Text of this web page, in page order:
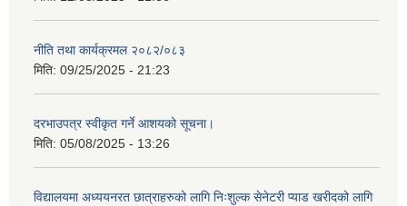
नीति तथा कार्यक्रमल २०८२/०८३
मिति: 09/25/2025 - 21:23
दरभाउपत्र स्वीकृत गर्ने आशयको सूचना।
मिति: 05/08/2025 - 13:26
विद्यालयमा अध्ययनरत छात्राहरुको लागि निःशुल्क सेनेटरी प्याड खरीदको लागि